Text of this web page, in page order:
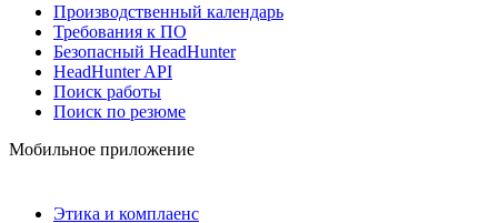
Производственный календарь
Требования к ПО
Безопасный HeadHunter
HeadHunter API
Поиск работы
Поиск по резюме
Мобильное приложение
Этика и комплаенс